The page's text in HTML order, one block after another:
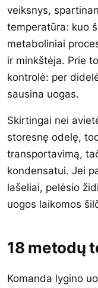
veiksnys,
temperatūra: kuo
metaboliniai
ir minkštėja. Prie
kontrolė: per
sausina uogas.
Skirtingai nei
storesnę odelę,
transportavimą,
kondensatui. Jei
lašeliai, pelėsio
uogos laikomos
18 metodų
Komanda lygino